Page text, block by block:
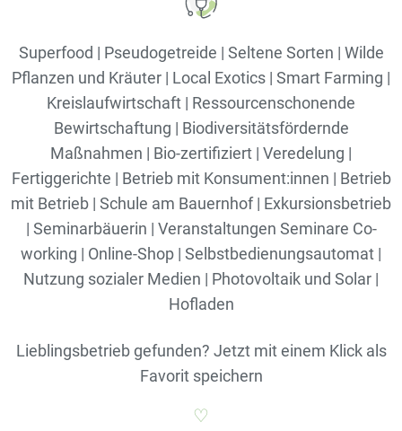
Superfood | Pseudogetreide | Seltene Sorten | Wilde
Pflanzen und Kräuter | Local Exotics | Smart Farming |
Kreislaufwirtschaft | Ressourcenschonende
Bewirtschaftung | Biodiversitätsfördernde
Maßnahmen | Bio-zertifiziert | Veredelung |
Fertiggerichte | Betrieb mit Konsument:innen | Betrieb
mit Betrieb | Schule am Bauernhof | Exkursionsbetrieb
| Seminarbäuerin | Veranstaltungen Seminare Co-
working | Online-Shop | Selbstbedienungsautomat |
Nutzung sozialer Medien | Photovoltaik und Solar |
Hofladen
Lieblingsbetrieb gefunden? Jetzt mit einem Klick als
Favorit speichern
♡